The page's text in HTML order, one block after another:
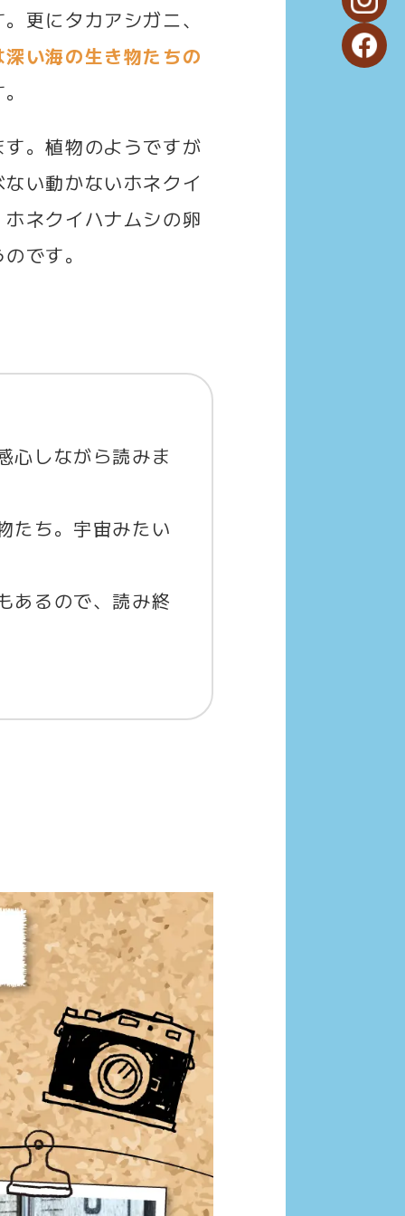
更にタカアシガニ、
い海の生き物たちの
。植物のようですが
い動かないホネクイ
ネクイハナムシの卵
です。
心しながら読みま
たち。宇宙みたい
あるので、読み終